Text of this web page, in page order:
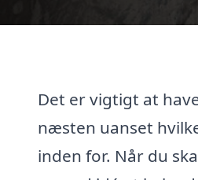
Det er vigtigt at
næsten uanset
inden for. Når du